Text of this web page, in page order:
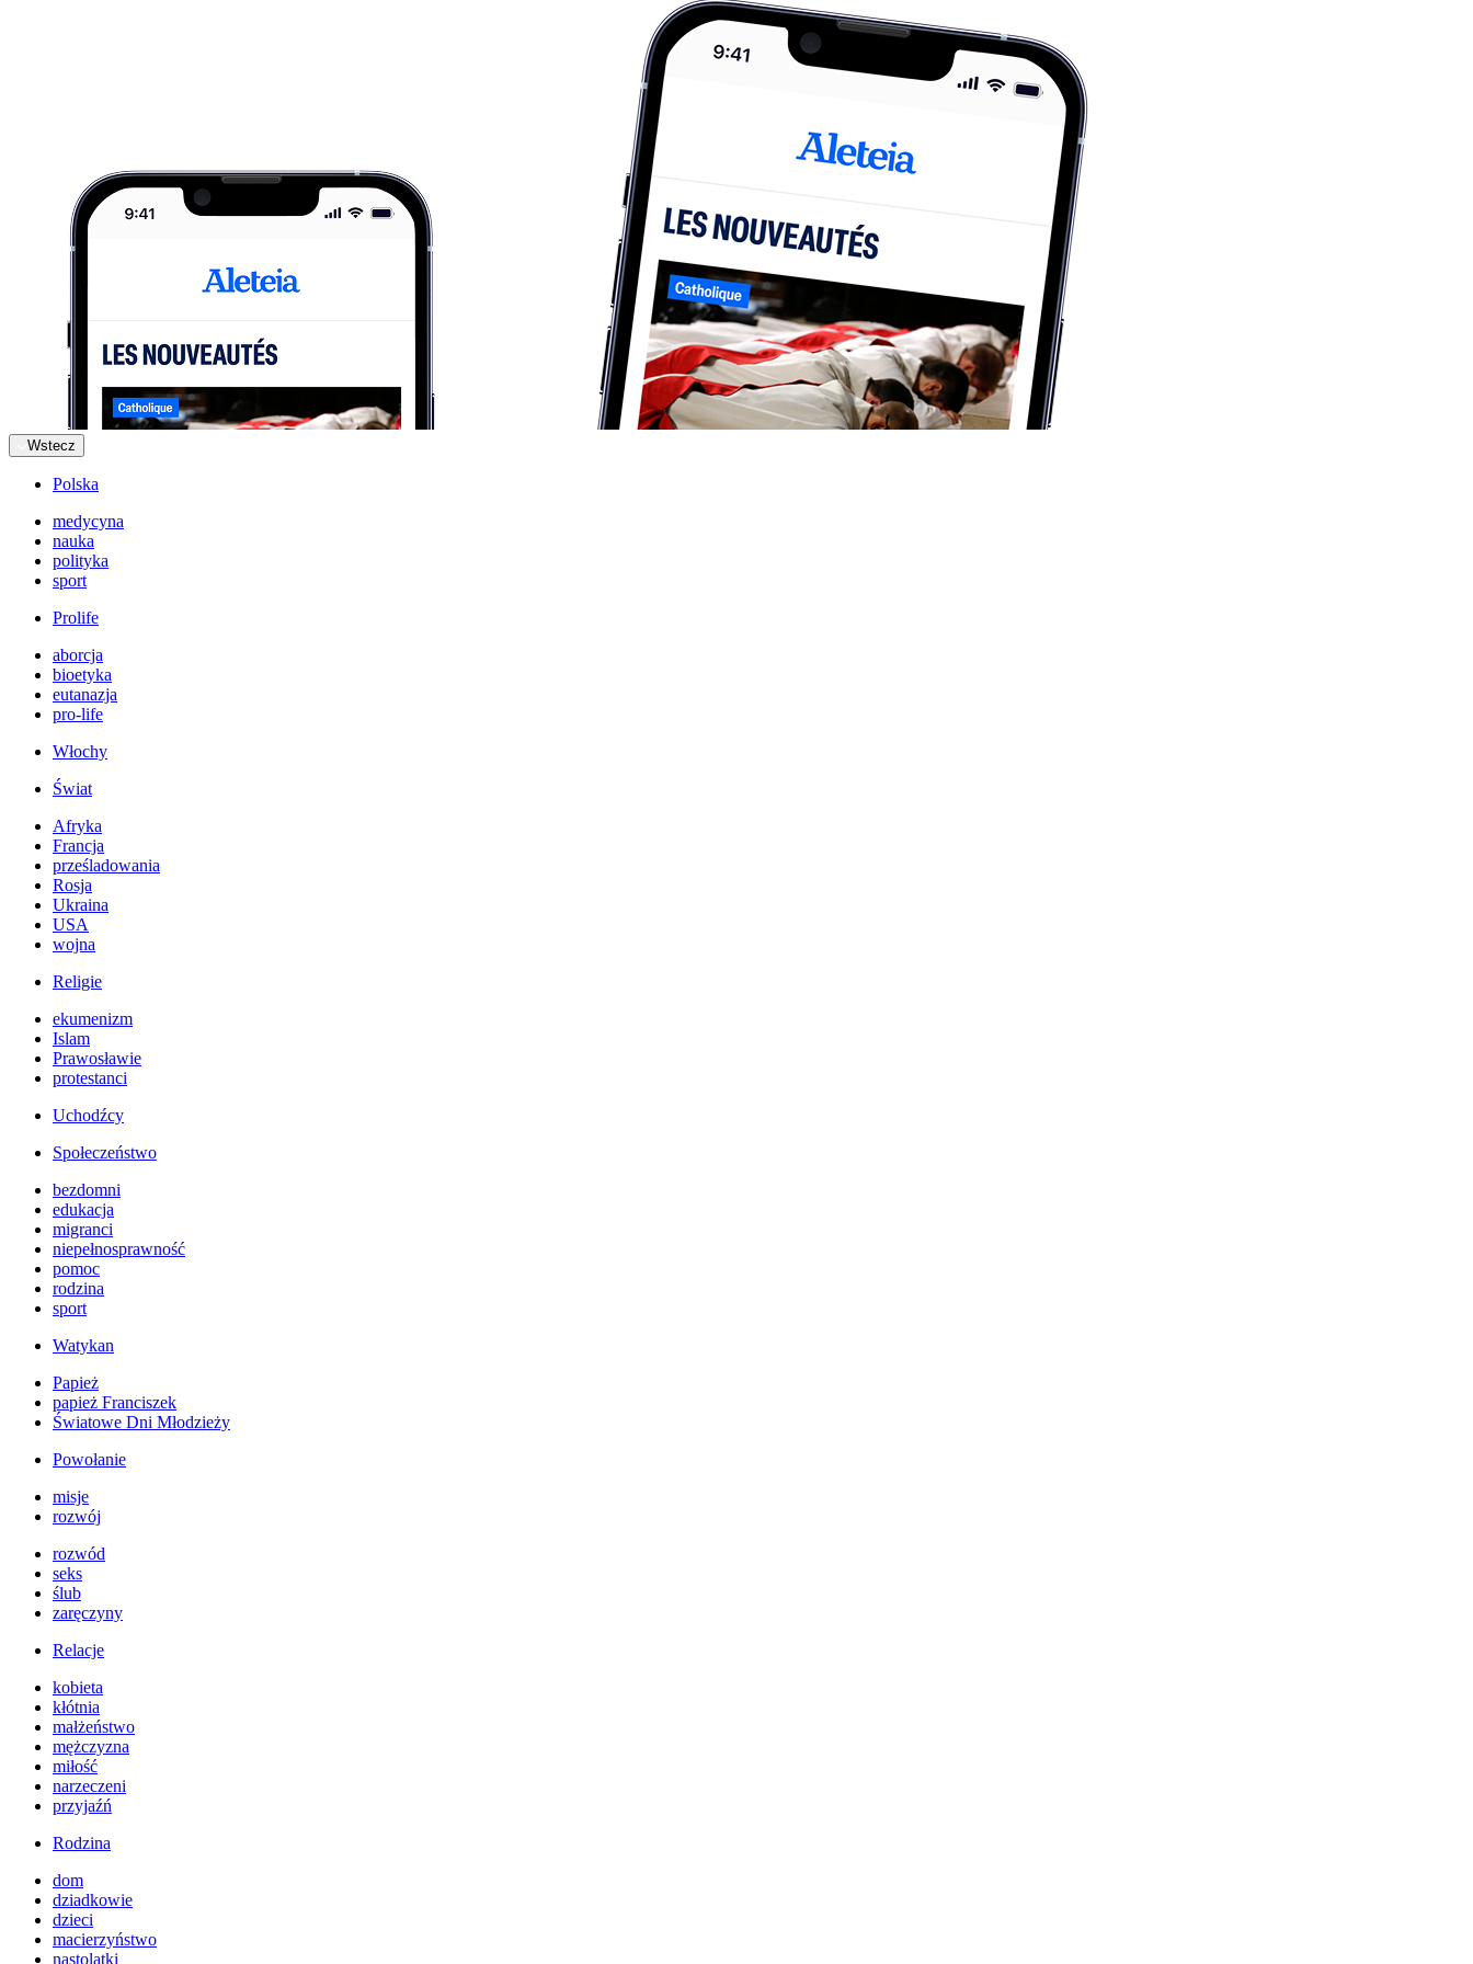
Wstecz
Polska
medycyna
nauka
polityka
sport
Prolife
aborcja
bioetyka
eutanazja
pro-life
Włochy
Świat
Afryka
Francja
prześladowania
Rosja
Ukraina
USA
wojna
Religie
ekumenizm
Islam
Prawosławie
protestanci
Uchodźcy
Społeczeństwo
bezdomni
edukacja
migranci
niepełnosprawność
pomoc
rodzina
sport
Watykan
Papież
papież Franciszek
Światowe Dni Młodzieży
Powołanie
misje
rozwój
rozwód
seks
ślub
zaręczyny
Relacje
kobieta
kłótnia
małżeństwo
mężczyzna
miłość
narzeczeni
przyjaźń
Rodzina
dom
dziadkowie
dzieci
macierzyństwo
nastolatki